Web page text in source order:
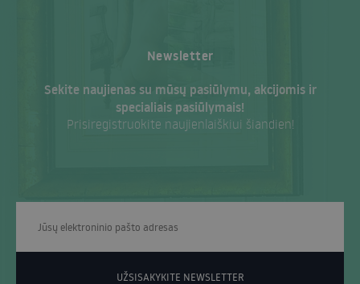
Newsletter
Sekite naujienas su mūsų pasiūlymu, akcijomis ir
specialiais pasiūlymais!
Prisiregistruokite naujienlaiškiui šiandien!
UŽSISAKYKITE NEWSLETTER